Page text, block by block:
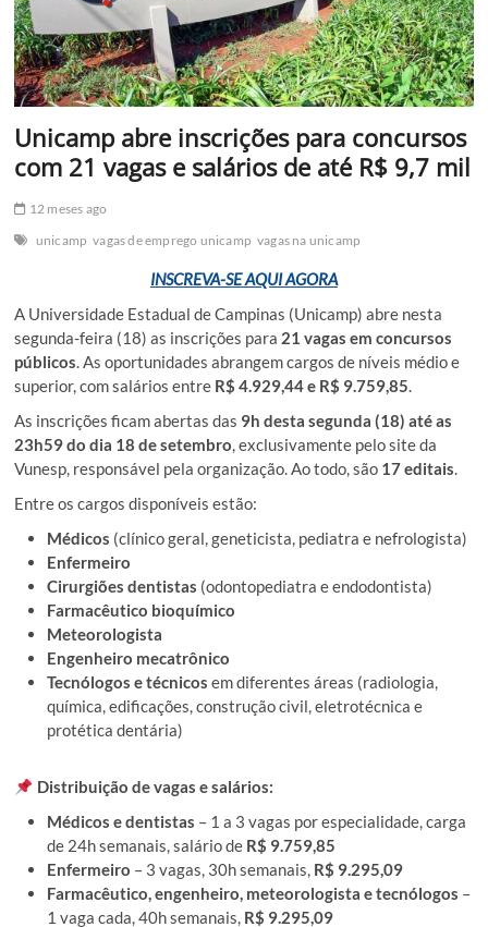
Unicamp abre inscrições para concursos
com 21 vagas e salários de até R$ 9,7 mil
12 meses ago
unicamp vagas de emprego unicamp vagas na unicamp
INSCREVA-SE AQUI AGORA
A Universidade Estadual de Campinas (Unicamp) abre nesta
segunda-feira (18) as inscrições para 21 vagas em concursos
públicos. As oportunidades abrangem cargos de níveis médio e
superior, com salários entre R$ 4.929,44 e R$ 9.759,85.
As inscrições ficam abertas das 9h desta segunda (18) até as
23h59 do dia 18 de setembro, exclusivamente pelo site da
Vunesp, responsável pela organização. Ao todo, são 17 editais.
Entre os cargos disponíveis estão:
Médicos (clínico geral, geneticista, pediatra e nefrologista)
Enfermeiro
Cirurgiões dentistas (odontopediatra e endodontista)
Farmacêutico bioquímico
Meteorologista
Engenheiro mecatrônico
Tecnólogos e técnicos em diferentes áreas (radiologia,
química, edificações, construção civil, eletrotécnica e
protética dentária)
Distribuição de vagas e salários:
Médicos e dentistas – 1 a 3 vagas por especialidade, carga
de 24h semanais, salário de R$ 9.759,85
Enfermeiro – 3 vagas, 30h semanais, R$ 9.295,09
Farmacêutico, engenheiro, meteorologista e tecnólogos –
1 vaga cada, 40h semanais, R$ 9.295,09